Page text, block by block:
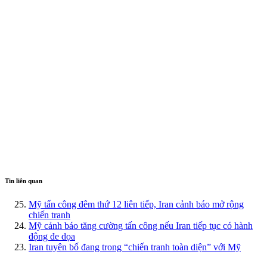
Tin liên quan
Mỹ tấn công đêm thứ 12 liên tiếp, Iran cảnh báo mở rộng
chiến tranh
Mỹ cảnh báo tăng cường tấn công nếu Iran tiếp tục có hành
động đe dọa
Iran tuyên bố đang trong “chiến tranh toàn diện” với Mỹ